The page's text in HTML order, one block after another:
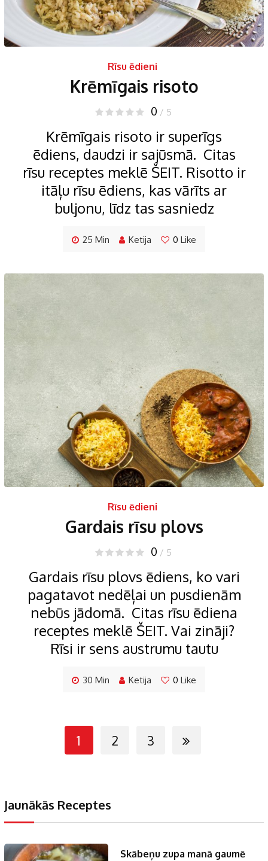
Rīsu ēdieni
Krēmīgais risoto
0 / 5
Krēmīgais risoto ir superīgs
ēdiens, daudzi ir sajūsmā. Citas
rīsu receptes meklē ŠEIT. Risotto ir
itāļu rīsu ēdiens, kas vārīts ar
buljonu, līdz tas sasniedz
25 Min Ketija 0 Like
Rīsu ēdieni
Gardais rīsu plovs
0 / 5
Gardais rīsu plovs ēdiens, ko vari
pagatavot nedēļai un pusdienām
nebūs jādomā. Citas rīsu ēdiena
receptes meklē ŠEIT. Vai zināji?
Rīsi ir sens austrumu tautu
30 Min Ketija 0 Like
1 2 3
Jaunākās Receptes
Skābeņu zupa manā gaumē